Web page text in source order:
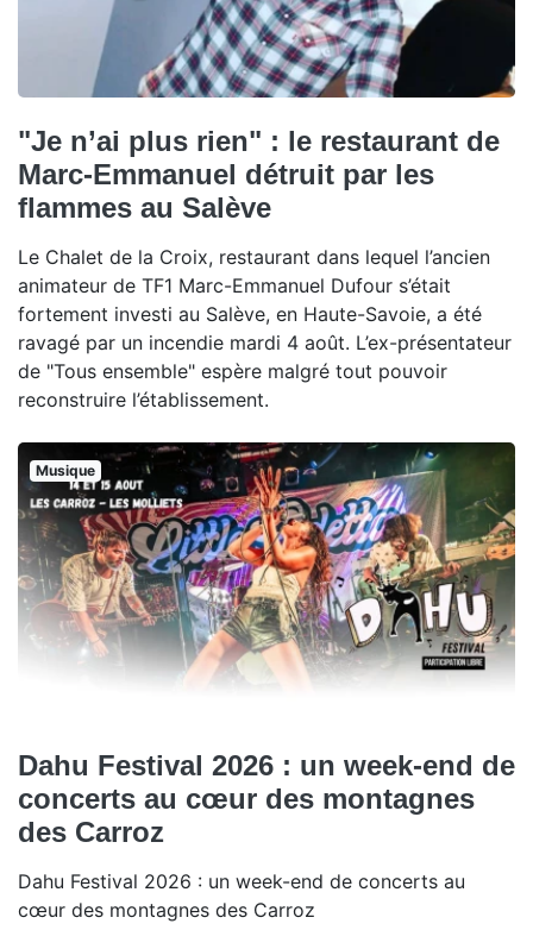
"Je n’ai plus rien" : le restaurant de
Marc-Emmanuel détruit par les
flammes au Salève
Le Chalet de la Croix, restaurant dans lequel l’ancien
animateur de TF1 Marc-Emmanuel Dufour s’était
fortement investi au Salève, en Haute-Savoie, a été
ravagé par un incendie mardi 4 août. L’ex-présentateur
de "Tous ensemble" espère malgré tout pouvoir
reconstruire l’établissement.
Musique
Dahu Festival 2026 : un week-end de
concerts au cœur des montagnes
des Carroz
Dahu Festival 2026 : un week-end de concerts au
cœur des montagnes des Carroz